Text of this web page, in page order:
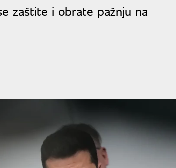
zaštite i obrate pažnju na